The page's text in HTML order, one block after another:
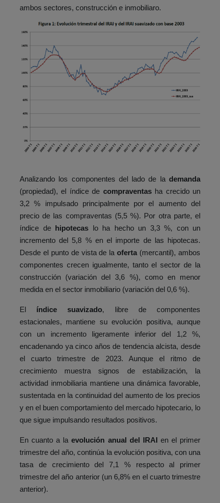
ambos sectores, construcción e inmobiliaro.
Analizando los componentes del lado de la demanda
(propiedad), el índice de compraventasha crecido un
3,2 % impulsado principalmente por el aumento del
precio de las compraventas (5,5 %). Por otra parte, el
índice de
hipotecas lo ha hecho un 3,3 %, con un
incremento del 5,8 % en el importe de las hipotecas.
Desde el punto de vista de laoferta (mercantil), ambos
componentes crecen igualmente, tanto el sector de la
construcción (variación del 3,6 %), como en menor
medida en el sector inmobiliario (variación del 0,6 %).
El índice suavizado, libre de componentes
estacionales, mantiene su evolución positiva, aunque
con un incremento ligeramente inferior del 1,2 %,
encadenando ya cinco años de tendencia alcista, desde
el cuarto trimestre de 2023. Aunque el ritmo de
crecimiento muestra signos de estabilización, la
actividad inmobiliaria mantiene una dinámica favorable,
sustentada en la continuidad del aumento de los precios
y en el buen comportamiento del mercado hipotecario, lo
que sigue impulsando resultados positivos.
En cuanto a laevolución anual del IRAI en el primer
trimestre del año, continúa la evolución positiva, con una
tasa de crecimiento del 7,1 % respecto al primer
trimestre del año anterior (un 6,8% en el cuarto trimestre
anterior).